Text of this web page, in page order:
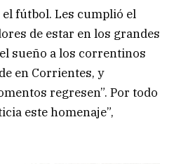
fútbol. Les cumplió el
de estar en los grandes
sueño a los correntinos
en Corrientes, y
regresen”. Por todo
este homenaje”,